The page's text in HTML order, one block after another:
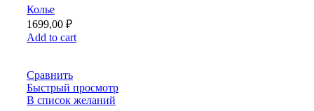
Колье
1699,00 ₽
Add to cart
Сравнить
Быстрый просмотр
В список желаний